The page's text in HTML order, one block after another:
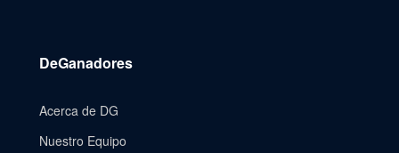
DeGanadores
Acerca de DG
Nuestro Equipo